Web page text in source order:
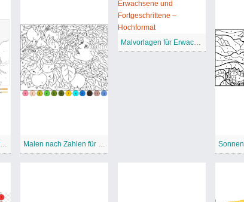
Kostenlos ausdruckbares erweitertes Arbeitsblatt “Malen nach Zahlen” Malen nach Zahlen für Erwachsene
Malvorlagen für Erwachsene und Fortgeschrittene – Hochformat